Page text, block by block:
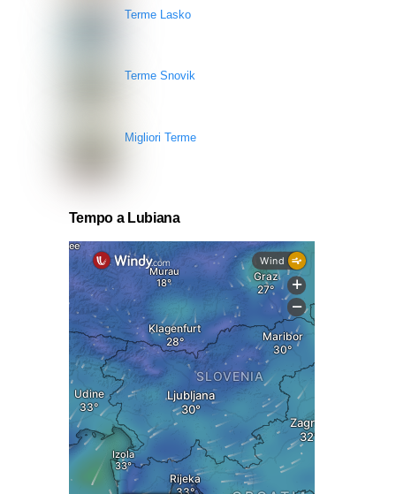
Terme Lasko
Terme Snovik
Migliori Terme
Tempo a Lubiana